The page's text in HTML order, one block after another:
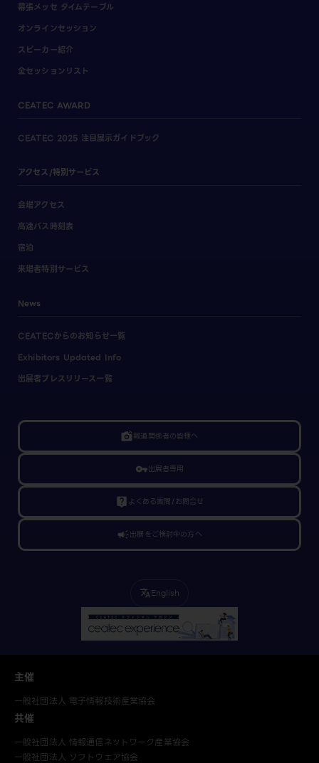
幕張メッセ タイムテーブル
オンラインセッション
スピーカー紹介
全セッションリスト
CEATEC AWARD
CEATEC 2025 注目展示ガイドブック
アクセス/特別サービス
会場アクセス
高速バス時刻表
宿泊
来場者特別サービス
News
CEATECからのお知らせ一覧
Exhibitors Updated Info
出展者プレスリリース一覧
linked_camera報道関係者の皆様へ
vpn_key出展者専用
live_help よくある質問/お問合せ
campaign出展をご検討中の方へ
translateEnglish
主催
一般社団法人 電子情報技術産業協会
共催
一般社団法人 情報通信ネットワーク産業協会
一般社団法人 ソフトウェア協会